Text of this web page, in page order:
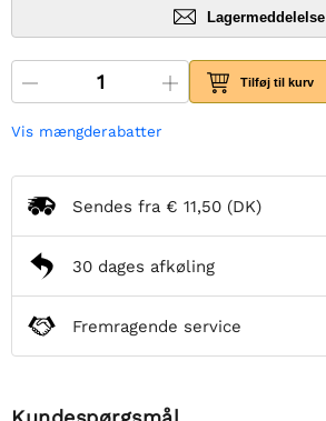
Lagermeddelelse
Tilføj til kurv
Vis mængderabatter
Sendes fra € 11,50 (DK)
30 dages afkøling
Fremragende service